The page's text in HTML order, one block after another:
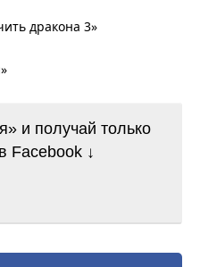
дракона 3»
и получай только
Facebook ↓